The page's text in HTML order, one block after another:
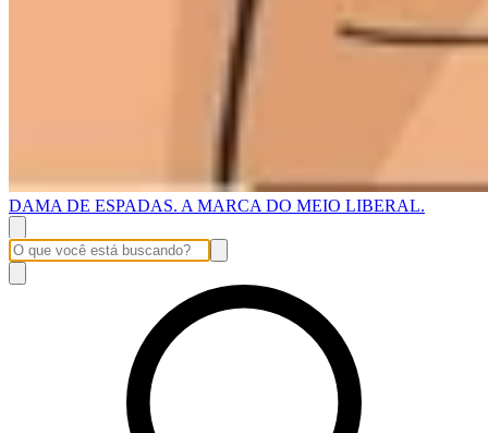
DAMA DE ESPADAS. A MARCA DO MEIO LIBERAL.